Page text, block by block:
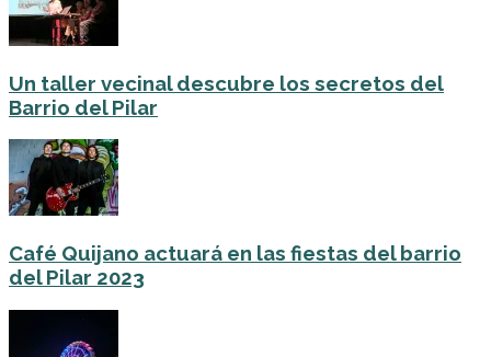
Un taller vecinal descubre los secretos del
Barrio del Pilar
Café Quijano actuará en las fiestas del barrio
del Pilar 2023